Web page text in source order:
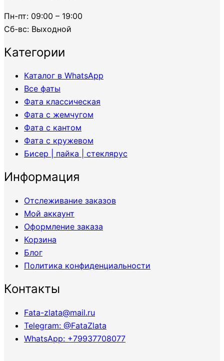
Пн-пт: 09:00 – 19:00
Сб-вс: Выходной
Категории
Каталог в WhatsApp
Все фаты
Фата классическая
Фата с жемчугом
Фата с кантом
Фата с кружевом
Бисер | пайка | стеклярус
Информация
Отслеживание заказов
Мой аккаунт
Оформление заказа
Корзина
Блог
Политика конфиденциальности
Контакты
Fata-zlata@mail.ru
Telegram: @FataZlata
WhatsApp: +79937708077